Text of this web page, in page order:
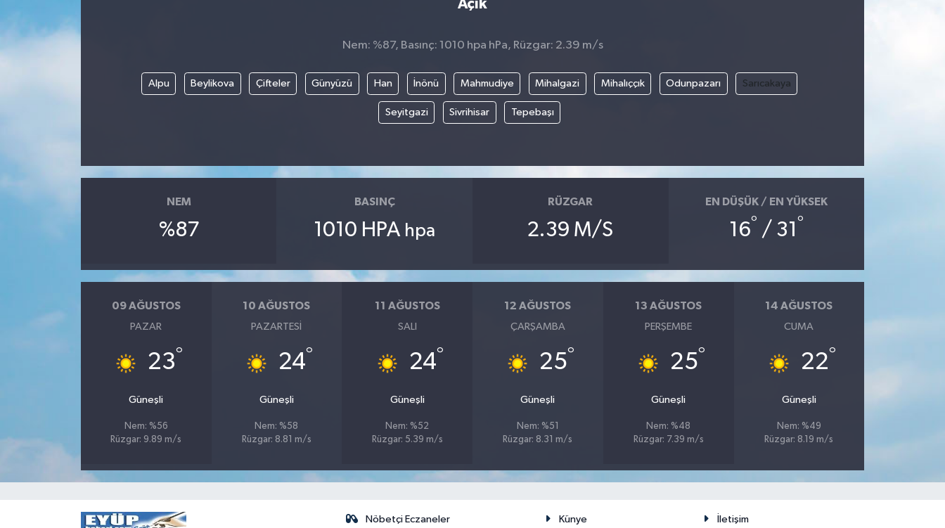
Açık
Nem: %87, Basınç: 1010 hpa hPa, Rüzgar: 2.39 m/s
Alpu Beylikova Çifteler Günyüzü Han İnönü Mahmudiye Mihalgazi Mihalıççık Odunpazarı Sarıcakaya
Seyitgazi Sivrihisar Tepebaşı
NEM
%87
BASINÇ
1010 HPA hpa
RÜZGAR
2.39 M/S
EN DÜŞÜK / EN YÜKSEK
16° / 31 °
09 AĞUSTOS
PAZAR
23°
Güneşli
Nem: %56
Rüzgar: 9.89 m/s
10 AĞUSTOS
PAZARTESI
24°
Güneşli
Nem: %58
Rüzgar: 8.81 m/s
11 AĞUSTOS
SALI
24°
Güneşli
Nem: %52
Rüzgar: 5.39 m/s
12 AĞUSTOS
ÇARŞAMBA
25°
Güneşli
Nem: %51
Rüzgar: 8.31 m/s
13 AĞUSTOS
PERŞEMBE
25°
Güneşli
Nem: %48
Rüzgar: 7.39 m/s
14 AĞUSTOS
CUMA
22°
Güneşli
Nem: %49
Rüzgar: 8.19 m/s
Nöbetçi Eczaneler
Künye İletişim